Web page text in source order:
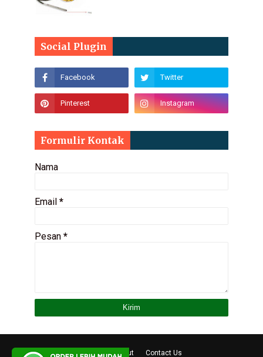
Social Plugin
Formulir Kontak
Nama
Email *
Pesan *
Home About Contact Us